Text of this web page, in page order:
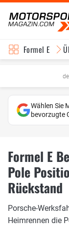
Formel E
Wählen Sie
bevorzugte
Formel E
Pole
Rückstand
Porsche-
Heimrennen die